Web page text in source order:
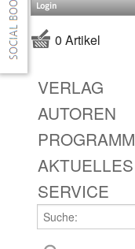
Login
0 Artikel
VERLAG
AUTOREN
PROGRAMM
AKTUELLES
SERVICE